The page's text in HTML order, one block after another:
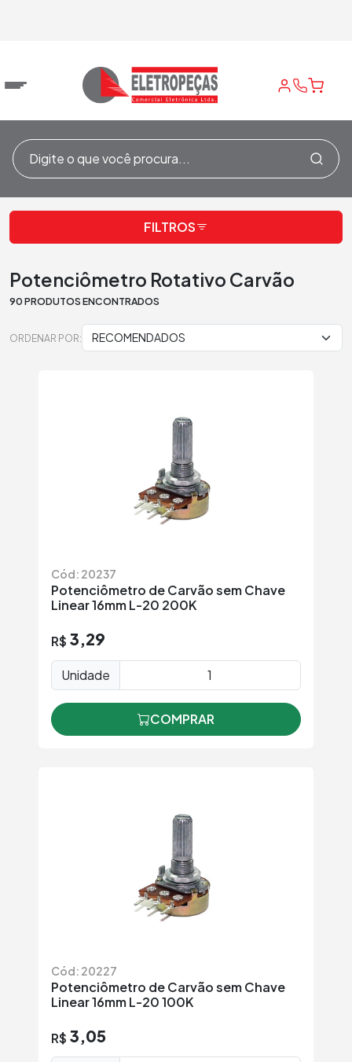
Home/Potenciômetros/Potenciômetro Rotativo Carvão
FILTROS
Potenciômetro Rotativo Carvão
90 PRODUTOS ENCONTRADOS
ORDENAR POR:
Cód: 20237
Potenciômetro de Carvão sem Chave
Linear 16mm L-20 200K
R$ 3,29
Unidade
COMPRAR
Cód: 20227
Potenciômetro de Carvão sem Chave
Linear 16mm L-20 100K
R$ 3,05